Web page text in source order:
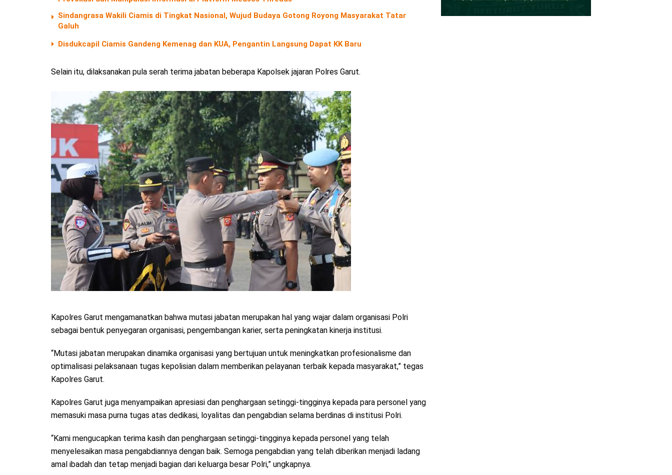
Sindangrasa Wakili Ciamis di Tingkat Nasional, Wujud Budaya Gotong Royong Masyarakat Tatar
Galuh
Disdukcapil Ciamis Gandeng Kemenag dan KUA, Pengantin Langsung Dapat KK Baru
Selain itu, dilaksanakan pula serah terima jabatan beberapa Kapolsek jajaran Polres Garut.
Kapolres Garut mengamanatkan bahwa mutasi jabatan merupakan hal yang wajar dalam organisasi Polri
sebagai bentuk penyegaran organisasi, pengembangan karier, serta peningkatan kinerja institusi.
“Mutasi jabatan merupakan dinamika organisasi yang bertujuan untuk meningkatkan profesionalisme dan
optimalisasi pelaksanaan tugas kepolisian dalam memberikan pelayanan terbaik kepada masyarakat,” tegas
Kapolres Garut.
Kapolres Garut juga menyampaikan apresiasi dan penghargaan setinggi-tingginya kepada para personel yang
memasuki masa purna tugas atas dedikasi, loyalitas dan pengabdian selama berdinas di institusi Polri.
“Kami mengucapkan terima kasih dan penghargaan setinggi-tingginya kepada personel yang telah
menyelesaikan masa pengabdiannya dengan baik. Semoga pengabdian yang telah diberikan menjadi ladang
amal ibadah dan tetap menjadi bagian dari keluarga besar Polri,” ungkapnya.